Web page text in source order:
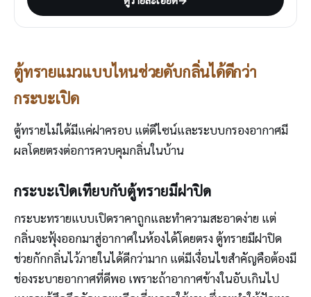
ตู้ทรายแมวแบบไหนช่วยดับกลิ่นได้ดีกว่า
กระบะเปิด
ตู้ทรายไม่ได้มีแค่ฝาครอบ แต่ดีไซน์และระบบกรองอากาศมี
ผลโดยตรงต่อการควบคุมกลิ่นในบ้าน
กระบะเปิดเทียบกับตู้ทรายมีฝาปิด
กระบะทรายแบบเปิดราคาถูกและทำความสะอาดง่าย แต่
กลิ่นจะฟุ้งออกมาสู่อากาศในห้องได้โดยตรง ตู้ทรายมีฝาปิด
ช่วยกักกลิ่นไว้ภายในได้ดีกว่ามาก แต่มีเงื่อนไขสำคัญคือต้องมี
ช่องระบายอากาศที่ดีพอ เพราะถ้าอากาศข้างในอับเกินไป